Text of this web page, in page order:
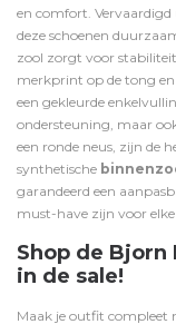
en comfort. Vervaardigd
deze schoenen
zool zorgt voor
merkprint op de tong
een gekleurde
ondersteuning, maar
een ronde neus, zijn de
synthetische
garandeerd een
must-have zijn voor
Shop de Bjorn
in de sale!
Maak je outfit compleet